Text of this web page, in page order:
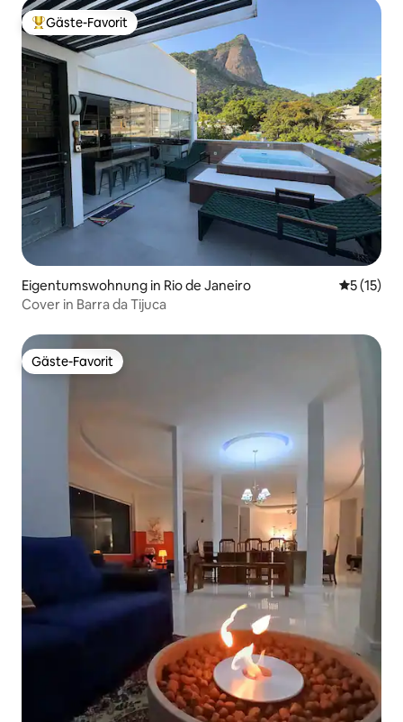
Beliebter Gäste-Favorit.
Gäste-Favorit
Eigentumswohnung in Rio de Janeiro
5 (15)
Cover in Barra da Tijuca
Gäste-Favorit
Gäste-Favorit